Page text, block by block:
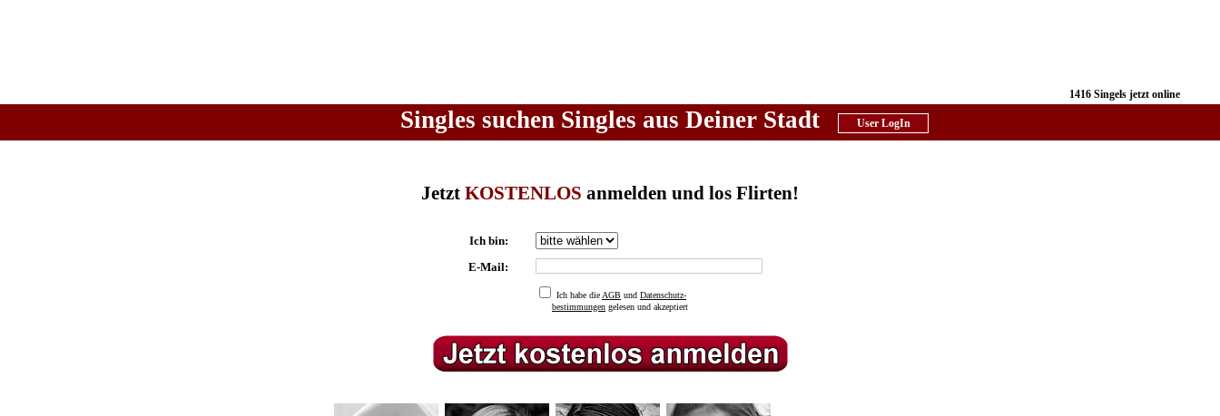
1416 Singels jetzt online
Singles suchen Singles aus Deiner Stadt
Jetzt KOSTENLOS anmelden und los Flirten!
Ich bin:
E-Mail:
Ich habe die AGB und Datenschutz-
bestimmungen gelesen und akzeptiert